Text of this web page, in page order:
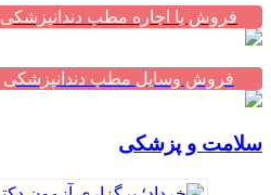
فروش یا اجاره مطب دندانپزشکی
فروش وسایل مطب دندانپزشکی
سلامت و پزشکی